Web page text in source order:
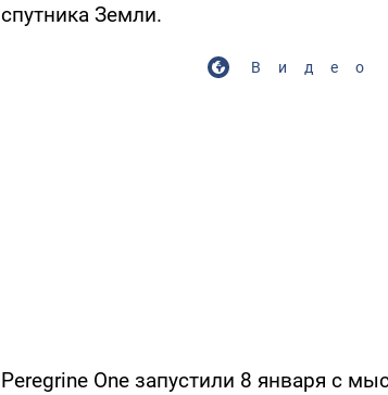
спутника Земли.
Видео
Peregrine One запустили 8 января с